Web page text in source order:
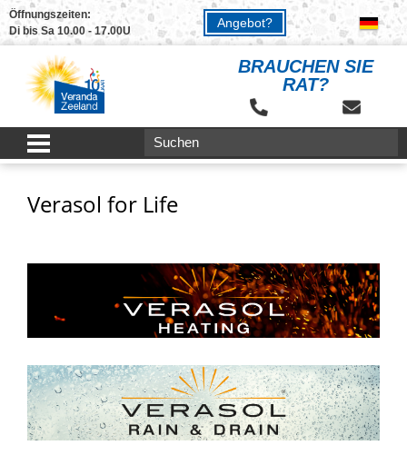
Öffnungszeiten:
Di bis Sa 10.00 - 17.00U
Angebot?
BRAUCHEN SIE
RAT?
Verasol for Life